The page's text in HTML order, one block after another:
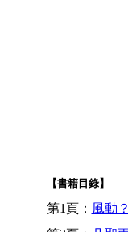
【書籍目錄】
第1頁： 風動